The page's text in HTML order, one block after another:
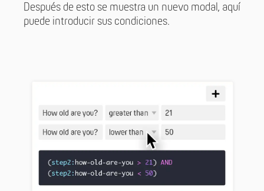
Después de esto se muestra un nuevo modal, aquí
puede introducir sus condiciones.